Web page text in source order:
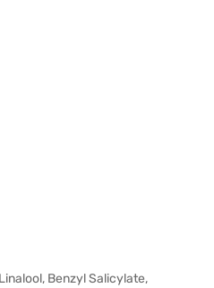
Benzyl Salicylate,